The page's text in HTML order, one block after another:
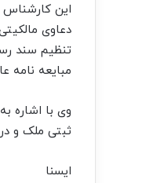
این
دعاوی
تنظیم سند
مبایعه نامه
وی با اشاره
ثبتی ملک و
ایسنا